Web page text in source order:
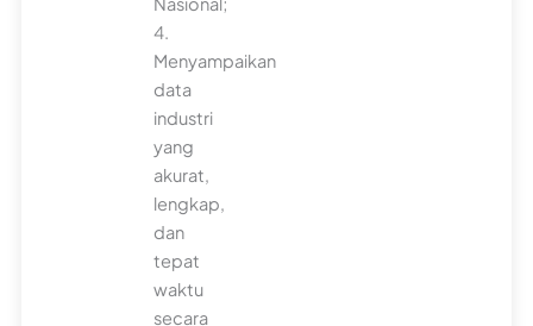
4.
Menyampaikan
data
industri
yang
akurat,
lengkap,
dan
tepat
waktu
secara